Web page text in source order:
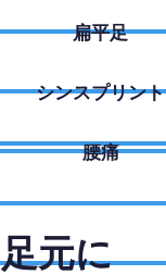
扁平足
シンスプリント
腰痛
元に